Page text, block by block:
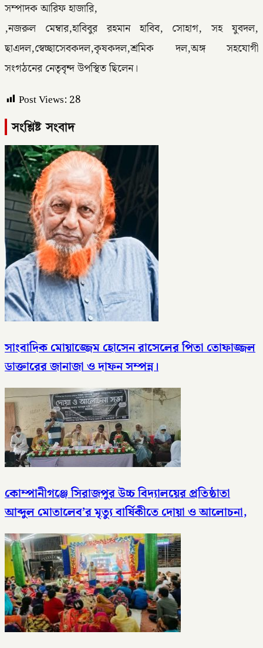
সম্পাদক আরিফ হাজারি,
,নজরুল মেম্বার,হাবিবুর রহমান হাবিব, সোহাগ, সহ যুবদল,
ছাএদল,স্বেচ্ছাসেবকদল,কৃষকদল,শ্রমিক দল,অঙ্গ সহযোগী
সংগঠনের নেতৃবৃন্দ উপস্থিত ছিলেন।
Post Views: 28
সংশ্লিষ্ট সংবাদ
সাংবাদিক মোয়াজ্জেম হোসেন রাসেলের পিতা তোফাজ্জল
ডাক্তারের জানাজা ও দাফন সম্পন্ন।
কোম্পানীগঞ্জে সিরাজপুর উচ্চ বিদ্যালয়ের প্রতিষ্ঠাতা
আব্দুল মোতালেব’র মৃত্যু বার্ষিকীতে দোয়া ও আলোচনা,